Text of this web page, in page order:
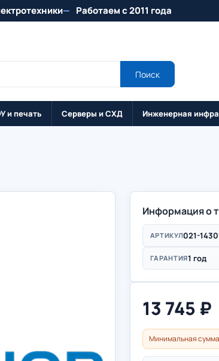
Работаем с 2011 года
Поиск
и печать Серверы и СХД Инженерная
Информация о
АРТИКУЛ021-
ГАРАНТИЯ1 год
13 745 ₽
Минимальная